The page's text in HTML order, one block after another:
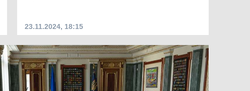
23.11.2024, 18:15